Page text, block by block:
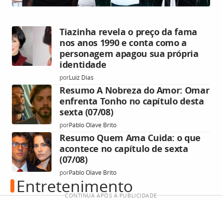
Entretenimento
Tiazinha revela o preço da fama
nos anos 1990 e conta como a
personagem apagou sua própria
identidade
porLuiz Dias
Resumo A Nobreza do Amor: Omar
enfrenta Tonho no capítulo desta
sexta (07/08)
porPablo Olave Brito
Resumo Quem Ama Cuida: o que
acontece no capítulo de sexta
(07/08)
porPablo Olave Brito
CONTINUA APÓS A PUBLICIDADE